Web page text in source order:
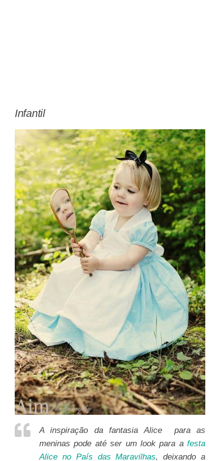
Infantil
A inspiração da fantasia Alice para as
meninas pode até ser um look para a festa
Alice no País das Maravilhas, deixando a